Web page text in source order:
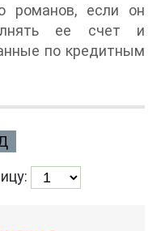
романов, если он
ее счет и
по кредитным